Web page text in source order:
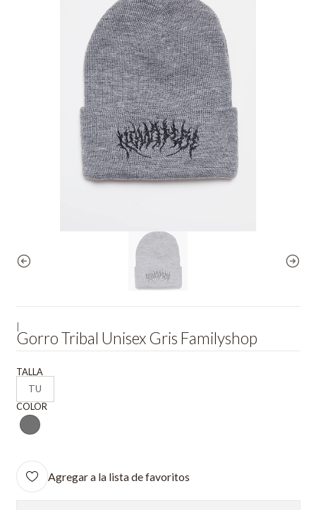
Gorro Tribal Unisex Gris Familyshop
TALLA
TU
COLOR
Agregar a la lista de favoritos